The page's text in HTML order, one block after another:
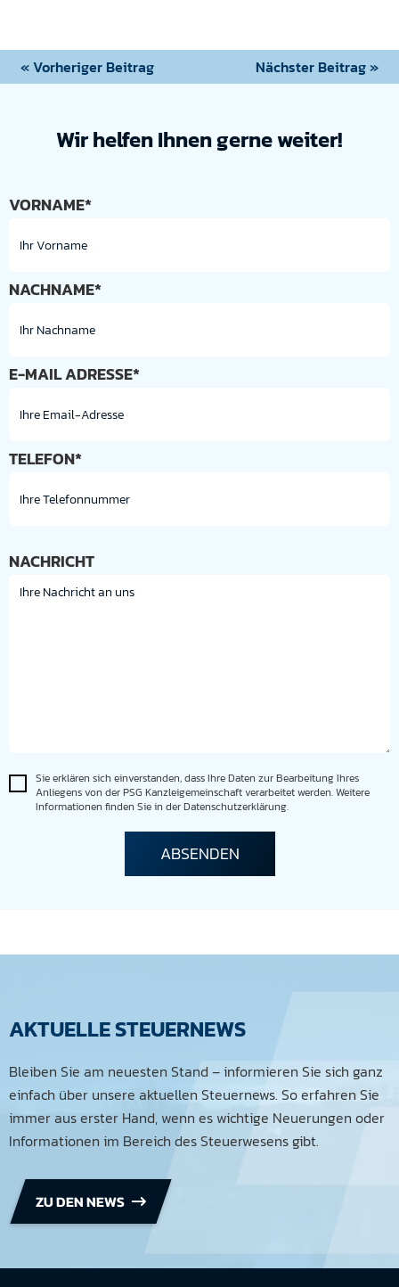
« Vorheriger Beitrag Nächster Beitrag »
Wir helfen Ihnen gerne weiter!
VORNAME*
NACHNAME*
E-MAIL ADRESSE*
TELEFON*
NACHRICHT
Sie erklären sich einverstanden, dass Ihre Daten zur Bearbeitung Ihres
Anliegens von der PSG Kanzleigemeinschaft verarbeitet werden. Weitere
Informationen finden Sie in der Datenschutzerklärung.
AKTUELLE STEUERNEWS
Bleiben Sie am neuesten Stand – informieren Sie sich ganz
einfach über unsere aktuellen Steuernews. So erfahren Sie
immer aus erster Hand, wenn es wichtige Neuerungen oder
Informationen im Bereich des Steuerwesens gibt.
ZU DEN NEWS 